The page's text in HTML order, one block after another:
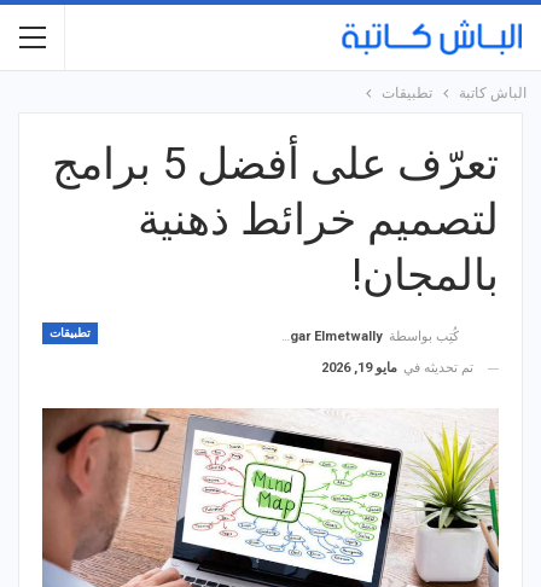
الباش كاتبة تطبيقات
تعرّف على أفضل 5 برامج
لتصميم خرائط ذهنية
بالمجان!
تطبيقات كُتِب بواسطة Hagar Elmetwally
تم تحديثه في مايو 19, 2026